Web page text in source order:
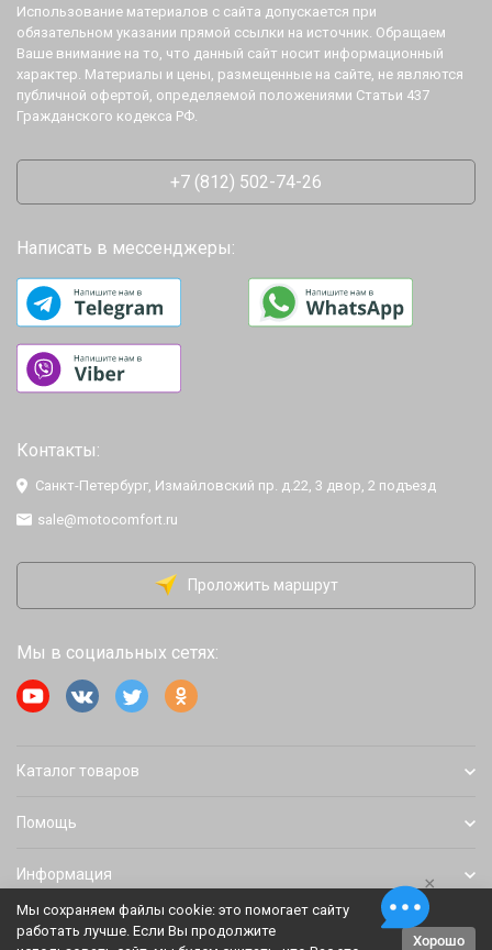
Использование материалов с сайта допускается при
обязательном указании прямой ссылки на источник. Обращаем
Ваше внимание на то, что данный сайт носит информационный
характер. Материалы и цены, размещенные на сайте, не являются
публичной офертой, определяемой положениями Статьи 437
Гражданского кодекса РФ.
+7 (812) 502-74-26
Написать в мессенджеры:
Контакты:
Санкт-Петербург, Измайловский пр. д.22, 3 двор, 2 подъезд
sale@motocomfort.ru
Проложить маршрут
Мы в социальных сетях:
Каталог товаров
Помощь
Информация
Политика персональных данных
Мы сохраняем файлы cookie: это помогает сайту
работать лучше. Если Вы продолжите
Хорошо
×